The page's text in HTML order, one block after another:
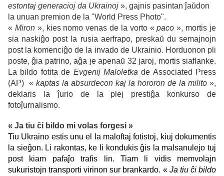
estontaj generacioj da Ukrainoj », gajnis pasintan ĵaŭdon
la unuan premion de la "World Press Photo".
« Miron», kies nomo venas de la vorto «paco », mortis je
sia naskiĝo post la rusia aerfrapo, preskaŭ du semajnojn
post la komenciĝo de la invado de Ukrainio. Horduonon pli
poste, ĝia patrino, aĝa je apenaŭ 32 jaroj, mortis siaflanke.
La bildo fotita de Evgenij Maloletka de Associated Press
(AP) « kaptas la absurdecon kaj la hororon de la milito »,
deklaris la ĵurio de la plej prestiĝa konkurso de
fotoĵurnalismo.
« Ja tiu ĉi bildo mi volas forgesi »
Tiu Ukraino estis unu el la maloftaj fotistoj, kiuj dokumentis
la sieĝon. Li rakontas, ke li kondukis ĝis la malsanulejo tuj
post kiam pafaĵo trafis lin. Tiam li vidis memvolajn
sukuristojn transporti virinon sur brankardo. « Ja tiu ĉi bildo